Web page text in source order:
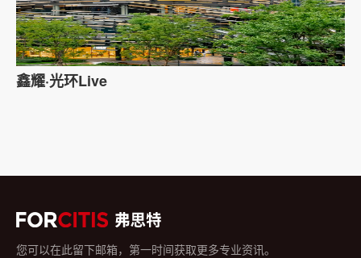
鑫耀·光环Live
您可以在此留下邮箱，第一时间获取更多专业资讯。